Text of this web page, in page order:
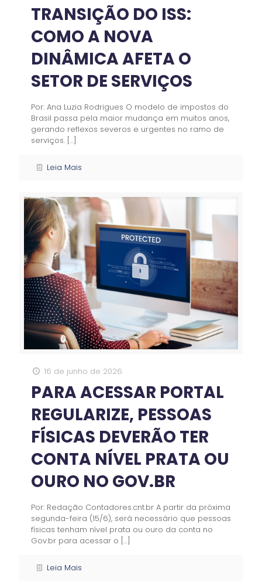
TRANSIÇÃO DO ISS:
COMO A NOVA
DINÂMICA AFETA O
SETOR DE SERVIÇOS
Por: Ana Luzia Rodrigues O modelo de impostos do
Brasil passa pela maior mudança em muitos anos,
gerando reflexos severos e urgentes no ramo de
serviços. […]
Leia Mais
16 de junho de 2026
PARA ACESSAR PORTAL
REGULARIZE, PESSOAS
FÍSICAS DEVERÃO TER
CONTA NÍVEL PRATA OU
OURO NO GOV.BR
Por: Redação Contadores.cnt.br A partir da próxima
segunda-feira (15/6), será necessário que pessoas
físicas tenham nível prata ou ouro da conta no
Gov.br para acessar o […]
Leia Mais